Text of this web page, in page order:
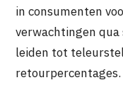
in consumenten
verwachtingen qua
leiden tot
retourpercentages.